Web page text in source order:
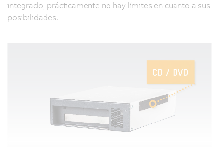
integrado, prácticamente no hay límites en cuanto a sus
posibilidades.